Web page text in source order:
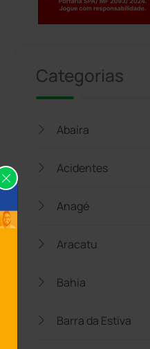
Categorias
Abaíra
Acidentes
Anagé
Aracatu
Bahia
Barra da Estiva